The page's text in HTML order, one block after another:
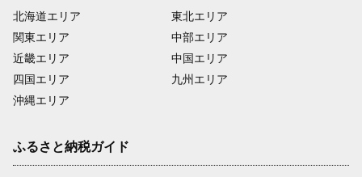
北海道エリア
関東エリア
近畿エリア
四国エリア
沖縄エリア
東北エリア
中部エリア
中国エリア
九州エリア
ふるさと納税ガイド